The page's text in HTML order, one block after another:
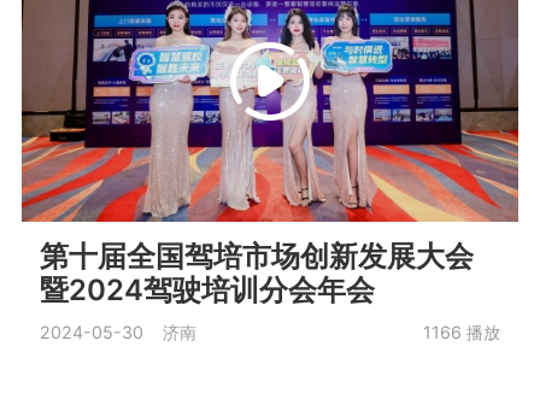
第十届全国驾培市场创新发展大会
暨2024驾驶培训分会年会
2024-05-30 济南 1166 播放